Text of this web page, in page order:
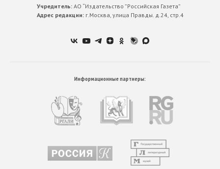
Учредитель:АО “Издательство ”Российская Газета”
Адрес редакции:г.Москва, улица Правды. д.24, стр.4
Информационные партнеры: